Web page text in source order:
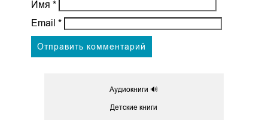
Имя *
Email *
Аудиокниги 🔊
Детские книги